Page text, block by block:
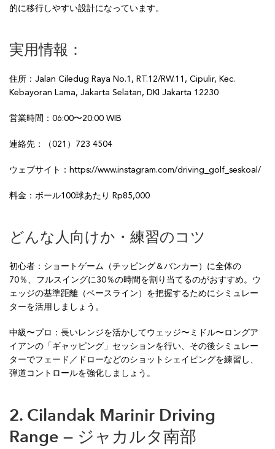
的に移行しやすい設計になっています。
実用情報：
住所：Jalan Ciledug Raya No.1, RT.12/RW.11, Cipulir, Kec.
Kebayoran Lama, Jakarta Selatan, DKI Jakarta 12230
営業時間：06:00〜20:00 WIB
連絡先：（021）723 4504
ウェブサイト：https://www.instagram.com/driving_golf_seskoal/
料金：ボール100球あたり Rp85,000
どんな人向けか・練習のコツ
初心者：ショートゲーム（チッピング＆バンカー）に全体の
70％、フルスイングに30％の時間を割り当てるのがおすすめ。ウ
ェッジの基準距離（ベースライン）を把握するためにシミュレー
ターを活用しましょう。
中級〜プロ：長いレンジを活かしてウェッジ〜ミドル〜ロングア
イアンの「ギャッピング」セッションを行い、その後シミュレー
ターでフェード／ドローなどのショットシェイピングを練習し、
弾道コントロールを強化しましょう。
2. Cilandak Marinir Driving
Range — ジャカルタ南部